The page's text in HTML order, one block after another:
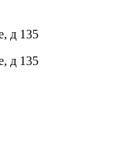
д 135
д 135